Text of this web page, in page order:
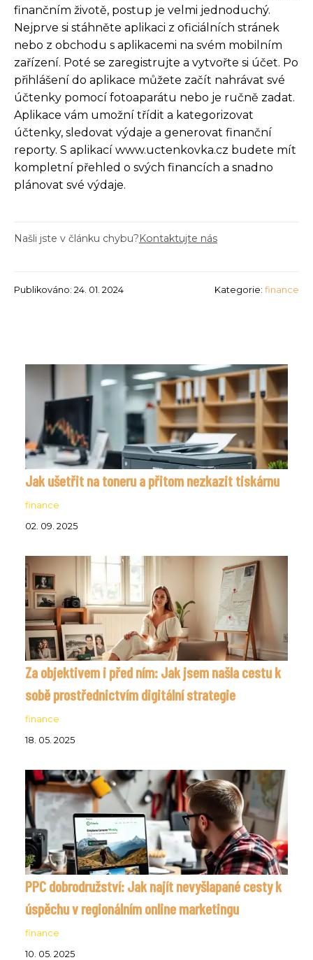
finančním životě, postup je velmi jednoduchý.
Nejprve si stáhněte aplikaci z oficiálních stránek
nebo z obchodu s aplikacemi na svém mobilním
zařízení. Poté se zaregistrujte a vytvořte si účet. Po
přihlášení do aplikace můžete začít nahrávat své
účtenky pomocí fotoaparátu nebo je ručně zadat.
Aplikace vám umožní třídit a kategorizovat
účtenky, sledovat výdaje a generovat finanční
reporty. S aplikací www.uctenkovka.cz budete mít
kompletní přehled o svých financích a snadno
plánovat své výdaje.
Našli jste v článku chybu?Kontaktujte nás
Publikováno: 24. 01. 2024 Kategorie: finance
Jak ušetřit na toneru a přitom nezkazit tiskárnu
finance
02. 09. 2025
Za objektivem i před ním: Jak jsem našla cestu k
sobě prostřednictvím digitální strategie
finance
18. 05. 2025
PPC dobrodružství: Jak najít nevyšlapané cesty k
úspěchu v regionálním online marketingu
finance
10. 05. 2025